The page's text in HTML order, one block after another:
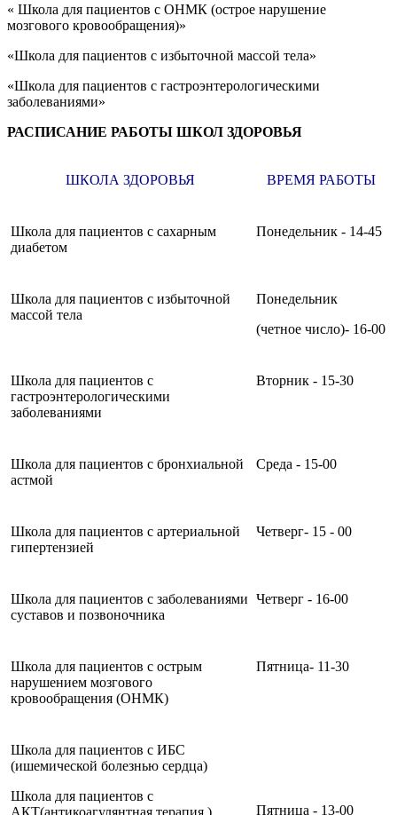
« Школа для пациентов с ОНМК (острое нарушение
мозгового кровообращения)»
«Школа для пациентов с избыточной массой тела»
«Школа для пациентов с гастроэнтерологическими
заболеваниями»
РАСПИСАНИЕ РАБОТЫ ШКОЛ ЗДОРОВЬЯ
ШКОЛА ЗДОРОВЬЯ ВРЕМЯ РАБОТЫ
Школа для пациентов с сахарным
диабетом
Понедельник - 14-45
Школа для пациентов с избыточной
массой тела
Понедельник
(четное число)- 16-00
Школа для пациентов с
гастроэнтерологическими
заболеваниями
Вторник - 15-30
Школа для пациентов с бронхиальной
астмой
Среда - 15-00
Школа для пациентов с артериальной
гипертензией
Четверг- 15 - 00
Школа для пациентов с заболеваниями
суставов и позвоночника
Четверг - 16-00
Школа для пациентов с острым
нарушением мозгового
кровообращения (ОНМК)
Пятница- 11-30
Школа для пациентов с ИБС
(ишемической болезнью сердца)
Школа для пациентов с
АКТ(антикоагулянтная терапия )
Пятница - 13-00